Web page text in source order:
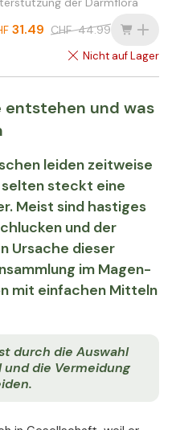
31.49 CHF 44.99
Nicht auf Lager
entstehen und was
leiden zeitweise
selten steckt eine
Meist sind hastiges
und der
Ursache dieser
im Magen-
mit einfachen Mitteln
durch die Auswahl
die Vermeidung